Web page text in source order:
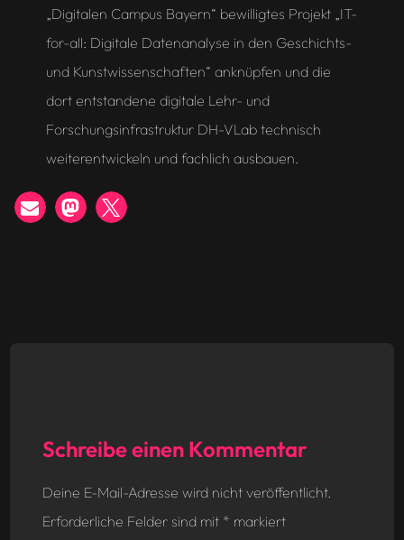
„Digitalen Campus Bayern“ bewilligtes Projekt „IT-
for-all: Digitale Datenanalyse in den Geschichts-
und Kunstwissenschaften“ anknüpfen und die
dort entstandene digitale Lehr- und
Forschungsinfrastruktur DH-VLab technisch
weiterentwickeln und fachlich ausbauen.
Schreibe einen Kommentar
Deine E-Mail-Adresse wird nicht veröffentlicht.
Erforderliche Felder sind mit * markiert